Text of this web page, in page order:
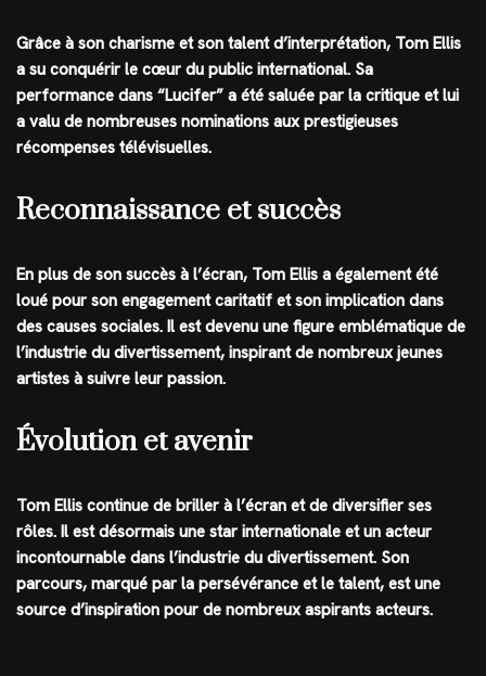
Grâce à son charisme et son talent d’interprétation, Tom Ellis
a su conquérir le cœur du public international. Sa
performance dans “Lucifer” a été saluée par la critique et lui
a valu de nombreuses nominations aux prestigieuses
récompenses télévisuelles.
Reconnaissance et succès
En plus de son succès à l’écran, Tom Ellis a également été
loué pour son engagement caritatif et son implication dans
des causes sociales. Il est devenu une figure emblématique de
l’industrie du divertissement, inspirant de nombreux jeunes
artistes à suivre leur passion.
Évolution et avenir
Tom Ellis continue de briller à l’écran et de diversifier ses
rôles. Il est désormais une star internationale et un acteur
incontournable dans l’industrie du divertissement. Son
parcours, marqué par la persévérance et le talent, est une
source d’inspiration pour de nombreux aspirants acteurs.